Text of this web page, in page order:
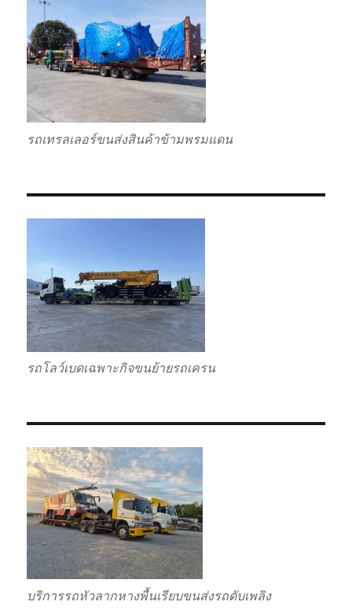
รถเทรลเลอร์ขนส่งสินค้าข้ามพรมแดน
รถโลว์เบดเฉพาะกิจขนย้ายรถเครน
บริการรถหัวลากหางพื้นเรียบขนส่งรถดับเพลิง